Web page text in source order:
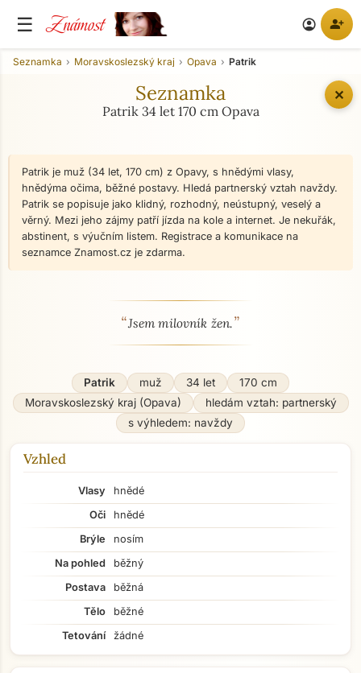
☰ Známost account_circle person_add
✕
Seznamka Moravskoslezský kraj Opava Patrik
Seznamka
Patrik 34 let 170 cm Opava
Patrik je muž (34 let, 170 cm) z Opavy, s hnědými vlasy,
hnědýma očima, běžné postavy. Hledá partnerský vztah navždy.
Patrik se popisuje jako klidný, rozhodný, neústupný, veselý a
věrný. Mezi jeho zájmy patří jízda na kole a internet. Je nekuřák,
abstinent, s výučním listem. Registrace a komunikace na
seznamce Znamost.cz je zdarma.
O mně - seznamka profil
“Jsem milovník žen.”
Patrik muž 34 let
170 cm
Moravskoslezský kraj (Opava)
hledám vztah: partnerský
s výhledem: navždy
Vzhled
Vlasy
hnědé
Oči
hnědé
Brýle
nosím
Na pohled
běžný
Postava
běžná
Tělo
běžné
Tetování
žádné